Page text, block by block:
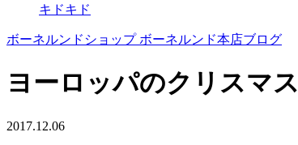
キドキド
ボーネルンドショップ ボーネルンド本店ブログ
ヨーロッパのクリスマス
2017.12.06